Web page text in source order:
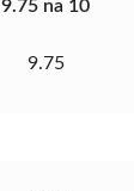
9.75 na 10
9.75